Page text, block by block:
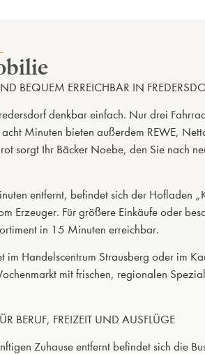
BEQUEM ERREICHBAR IN
denkbar einfach. Nur drei
Minuten bieten außerdem REWE,
sorgt Ihr Bäcker Noebe, den Sie nach
entfernt, befindet sich der Hofladen
Erzeuger. Für größere Einkäufe oder
in 15 Minuten erreichbar.
Handelscentrum Strausberg oder im
mit frischen, regionalen
BERUF, FREIZEIT UND AUSFLÜGE
Zuhause entfernt befindet sich die